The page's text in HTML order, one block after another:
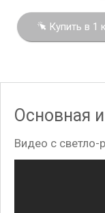
Купить в 1
Основная
Видео с